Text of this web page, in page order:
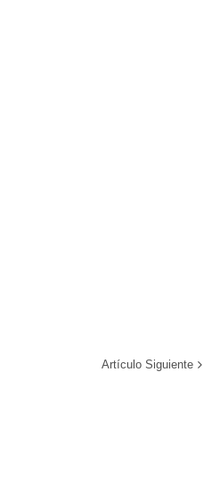
Artículo Siguiente